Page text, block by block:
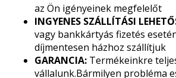
az Ön igényeinek megfelelőt
INGYENES SZÁLLÍTÁSI
vagy bankkártyás fizetés
díjmentesen házhoz szállítjuk
GARANCIA: Termékeinkre
vállalunk.Bármilyen probléma